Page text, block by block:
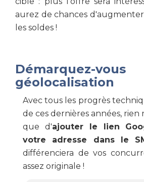
aurez de chances
les soldes !
Démarquez-
géolocalisation
Avec tous les progrès
de ces dernières années, rien
que d'ajouter le lien
votre adresse dans le
différenciera de vos
assez originale !